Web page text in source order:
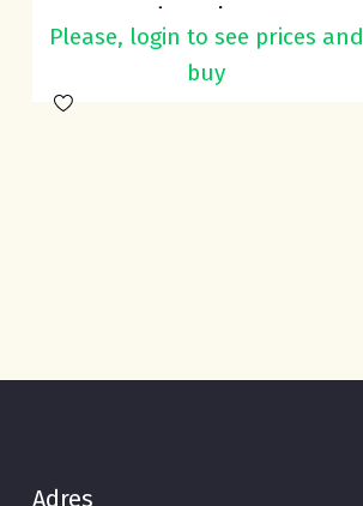
rood-geel-groen
Please, login to see prices and
buy
Adres